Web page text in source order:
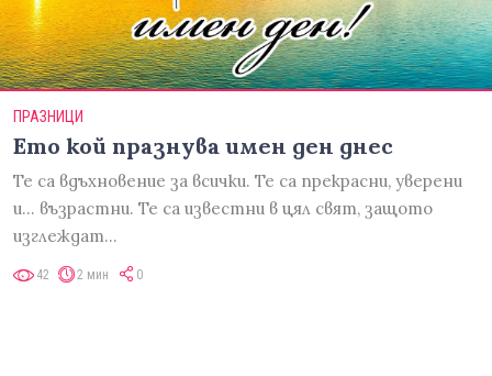
ПРАЗНИЦИ
Ето кой празнува имен ден днес
Те са вдъхновение за всички. Те са прекрасни, уверени
и... възрастни. Те са известни в цял свят, защото
изглеждат…
42 2 мин 0